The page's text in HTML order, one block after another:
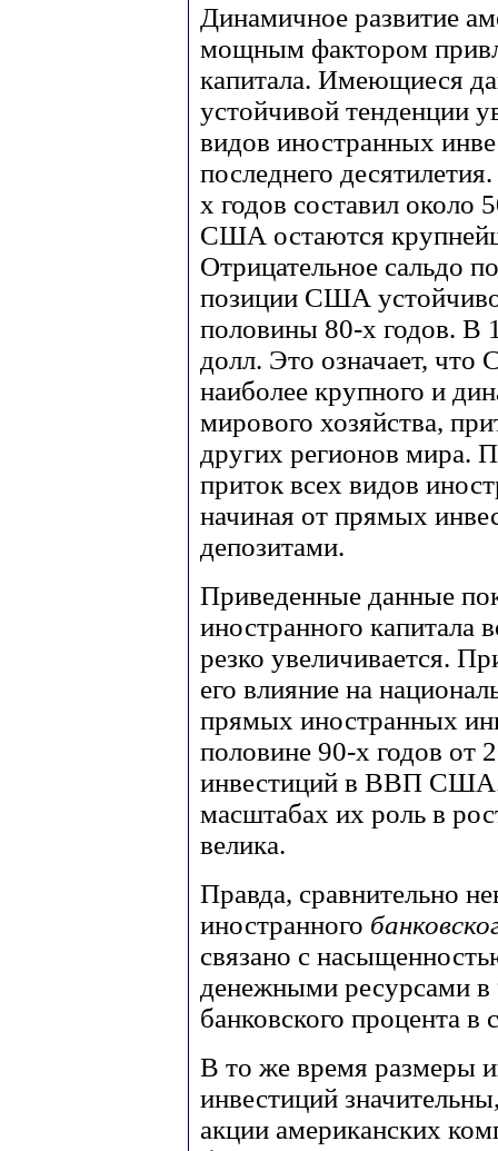
Динамичное развитие
мощным фактором
капитала. Имеющиеся
устойчивой тенденции
видов иностранных
последнего
х годов составил около
США остаются
Отрицательное сальдо
позиции США устойчиво
половины 80-х годов. В
долл. Это означает,
наиболее крупного и
мирового хозяйства,
других регионов мира.
приток всех видов
начиная от прямых
депозитами.
Приведенные данные
иностранного капитала
резко увеличивается.
его влияние на
прямых иностранных
половине 90-х годов от
инвестиций в ВВП США.
масштабах их роль в
велика.
Правда, сравнительно
иностранного
связано с
денежными ресурсами в
банковского процента в
В то же время размеры
инвестиций
акции американских